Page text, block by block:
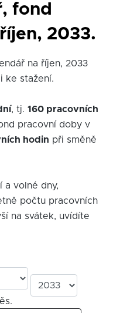
fond
2033.
na říjen, 2033
ke stažení.
, tj. 160 pracovních
pracovní doby v
hodin při směně
a volné dny,
počtu pracovních
na svátek, uvídíte